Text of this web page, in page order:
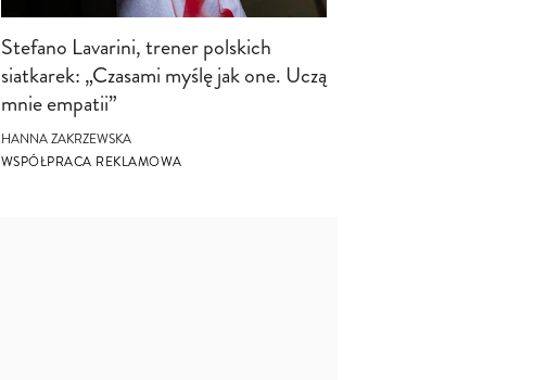
Stefano Lavarini, trener polskich
siatkarek: „Czasami myślę jak one. Uczą
mnie empatii”
HANNA ZAKRZEWSKA
WSPÓŁPRACA REKLAMOWA